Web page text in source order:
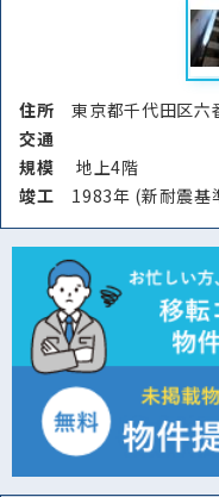
住所東京都千代田
交通
規模
地上4階
竣⼯ 1983年 (新耐震基